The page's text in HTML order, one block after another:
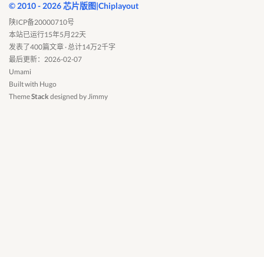
© 2010 - 2026 芯片版图|Chiplayout
陕ICP备20000710号
本站已运行15年5月22天
发表了400篇文章 · 总计14万2千字
最后更新：2026-02-07
Umami
Built with Hugo
ThemeStack designed byJimmy